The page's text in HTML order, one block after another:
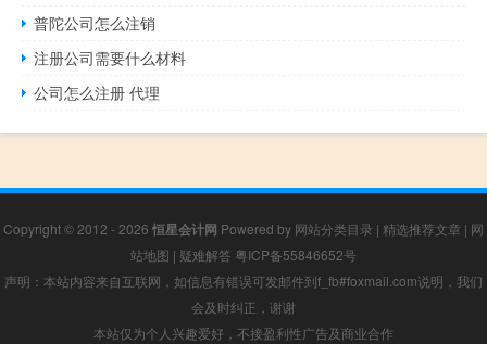
普陀公司怎么注销
注册公司需要什么材料
公司怎么注册 代理
Copyright © 2012 - 2026 恒星会计网 Powered by 网站分类目录 | 精选推荐文章 | 网
站地图 | 疑难解答 粤ICP备55846652号
声明：本站内容来自互联网，如信息有错误可发邮件到f_fb#foxmail.com说明，我们
会及时纠正，谢谢
本站仅为个人兴趣爱好，不接盈利性广告及商业合作